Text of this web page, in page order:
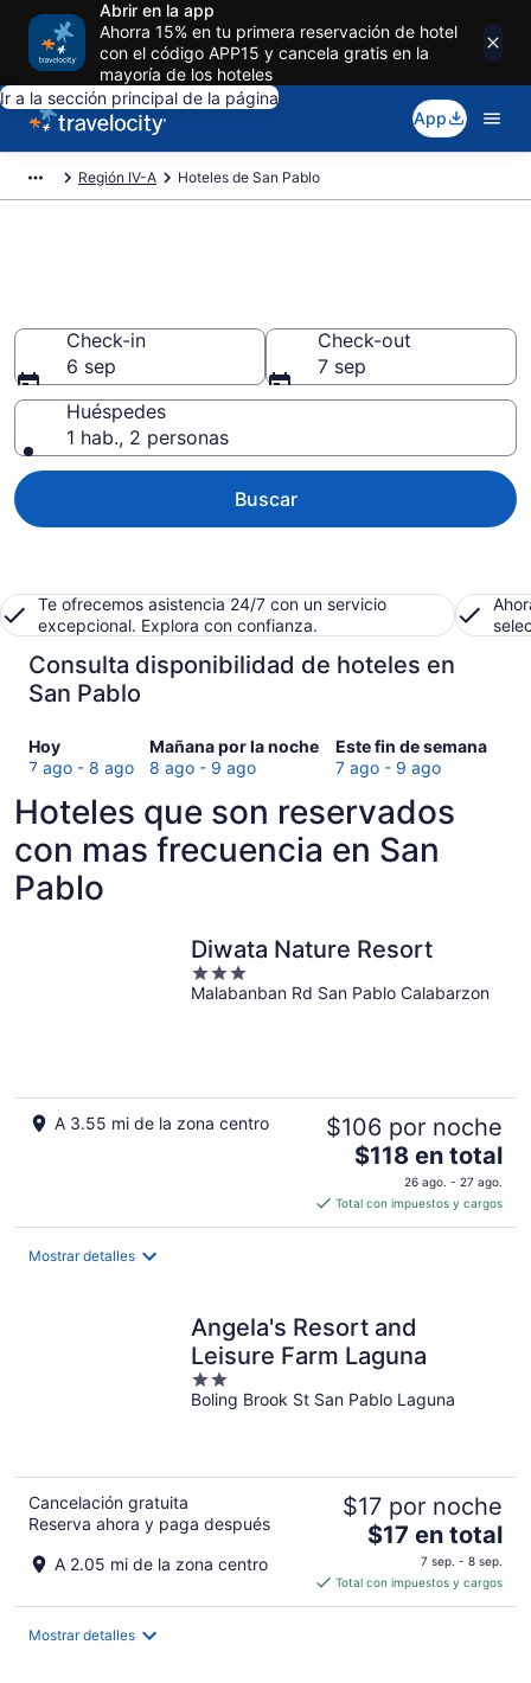
Abrir en la app
Ahorra 15% en tu primera reservación de hotel
con el código APP15 y cancela gratis en la
mayoría de los hoteles
Ir a la sección principal de la página
App
Región IV-A Hoteles de San Pablo
Check-in
6 sep
Check-out
7 sep
Huéspedes
1 hab., 2 personas
Buscar
Te ofrecemos asistencia 24/7 con un servicio
excepcional. Explora con confianza.
Consulta disponibilidad de hoteles en
San Pablo
Hoy
Consultar
precios
San
Pablo
para
hoy,
7 ago - 8 ago
Mañana por la noche
Consultar
precios
San
Pablo
para
noche,
8 ago - 9 ago
Este fin de semana
Consultar
precios
San
Pablo
para
semana,
ago
7 ago - 9 ago
Hoteles que son reservados
con mas frecuencia en San
Pablo
Diwata Nature Resort
3
out
Malabanban Rd San Pablo Calabarzon
A 3.55 mi de la zona centro $106 por noche
El
precio
es
de
por
noche
$118 en total
26 ago. - 27 ago.
Total con impuestos y cargos
Mostrar detalles
Angela's Resort and
Leisure Farm Laguna
2
out
Boling Brook St San Pablo Laguna
Cancelación gratuita
Reserva ahora y paga después
A 2.05 mi de la zona centro
$17 por noche
El
precio
es
de
$17 en total
7 sep. - 8 sep.
Total con impuestos y cargos
Mostrar detalles